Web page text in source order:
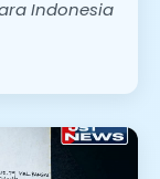
Indonesia